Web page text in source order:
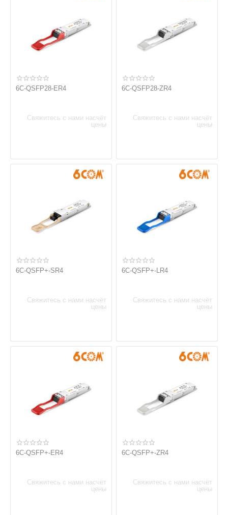
6C-QSFP28-ER4
Свяжитесь с нами насчёт
цены
6C-QSFP28-ZR4
Свяжитесь с нами насчёт
цены
6C-QSFP+-SR4
Свяжитесь с нами насчёт
цены
6C-QSFP+-LR4
Свяжитесь с нами насчёт
цены
6C-QSFP+-ER4
Свяжитесь с нами насчёт
цены
6C-QSFP+-ZR4
Свяжитесь с нами насчёт
цены